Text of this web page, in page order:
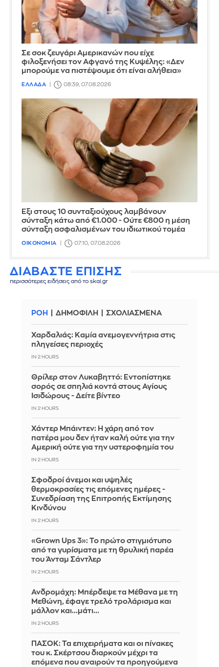
Σε σοκ ζευγάρι Αμερικανών που είχε
φιλοξενήσει τον Αφγανό της Κυψέλης: «Δεν
μπορούμε να πιστέψουμε ότι είναι αλήθεια»
ΕΛΛΑΔΑ 08:39, 07.08.2026
Έξι στους 10 συνταξιούχους λαμβάνουν
σύνταξη κάτω από €1.000 - Ούτε €800 η μέση
σύνταξη ασφαλισμένων του ιδιωτικού τομέα
ΟΙΚΟΝΟΜΙΑ 07:10, 07.08.2026
ΔΙΑΒΑΣΤΕ ΕΠΙΣΗΣ
περισσότερες ειδήσεις από το skai.gr
ΡΟΗ ΔΗΜΟΦΙΛΗ ΣΧΟΛΙΑΣΜΕΝΑ
Χαρδαλιάς: Καμία ανεμογεννήτρια στις
πληγείσες περιοχές
IN 2 HOURS
Θρίλερ στον Λυκαβηττό: Εντοπίστηκε
σορός σε σπηλιά κοντά στους Αγίους
Ισιδώρους - Δείτε βίντεο
IN 2 HOURS
Χάντερ Μπάιντεν: Η χάρη από τον
πατέρα μου δεν ήταν καλή ούτε για την
Αμερική ούτε για την υστεροφημία του
IN 2 HOURS
Σφοδροί άνεμοι και υψηλές
θερμοκρασίες τις επόμενες ημέρες -
Συνεδρίαση της Επιτροπής Εκτίμησης
Κινδύνου
IN 2 HOURS
«Grown Ups 3»: Το πρώτο στιγμιότυπο
από τα γυρίσματα με τη θρυλική παρέα
του Άνταμ Σάντλερ
IN 2 HOURS
Ανδρομάχη: Μπέρδεψε τα Μέθανα με τη
Μεθώνη, έφαγε τρελό τρολάρισμα και
μάλλον και...μάτι...
IN 2 HOURS
ΠΑΣΟΚ: Τα επιχειρήματα και οι πίνακες
του κ. Σκέρτσου διαρκούν μέχρι τα
επόμενα που αναιρούν τα προηγούμενα